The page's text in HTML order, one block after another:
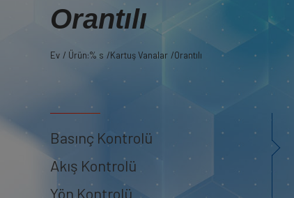
Orantılı
Ev Ürün:% s Kartuş Vanalar Orantılı
Basınç Kontrolü
Akış Kontrolü
Yön Kontrolü